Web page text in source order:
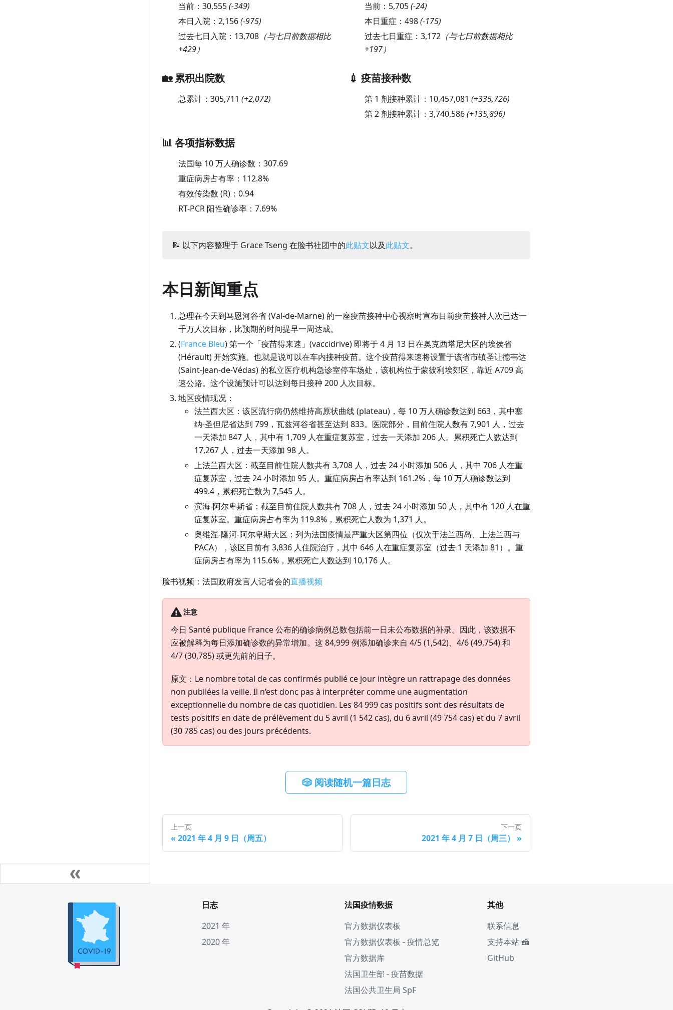
当前： 30,555(-349)
本日入院： 2,156(-975)
过去七日入院： 13,708 （与七日前数据相比
+429）
当前： 5,705(-24)
本日重症： 498(-175)
过去七日重症： 3,172（与七日前数据相比
+197）
🏡 累积出院数
总累计： 305,711 (+2,072)
💉 疫苗接种数
第 1 剂接种累计： 10,457,081 (+335,726)
第 2 剂接种累计： 3,740,586(+135,896)
📊 各项指标数据
法国每 10 万人确诊数： 307.69
重症病房占有率： 112.8%
有效传染数 (R)： 0.94
RT-PCR 阳性确诊率： 7.69%
📝 以下内容整理于 Grace Tseng 在脸书社团中的此贴文以及此贴文。
本日新闻重点
总理在今天到马恩河谷省 (Val-de-Marne) 的一座疫苗接种中心视察时宣布目前疫苗接种人次已达一
千万人次目标，比预期的时间提早一周达成。
(France Bleu) 第一个「疫苗得来速」(vaccidrive) 即将于 4 月 13 日在奥克西塔尼大区的埃侯省
(Hérault) 开始实施。也就是说可以在车内接种疫苗。这个疫苗得来速将设置于该省市镇圣让德韦达
(Saint-Jean-de-Védas) 的私立医疗机构急诊室停车场处，该机构位于蒙彼利埃郊区，靠近 A709 高
速公路。这个设施预计可以达到每日接种 200 人次目标。
地区疫情现况：
法兰西大区：该区流行病仍然维持高原状曲线 (plateau)，每 10 万人确诊数达到 663，其中塞
纳-圣但尼省达到 799，瓦兹河谷省甚至达到 833。医院部分，目前住院人数有 7,901 人，过去
一天添加 847 人，其中有 1,709 人在重症复苏室，过去一天添加 206 人。累积死亡人数达到
17,267 人，过去一天添加 98 人。
上法兰西大区：截至目前住院人数共有 3,708 人，过去 24 小时添加 506 人，其中 706 人在重
症复苏室，过去 24 小时添加 95 人。重症病房占有率达到 161.2%，每 10 万人确诊数达到
499.4，累积死亡数为 7,545 人。
滨海-阿尔卑斯省：截至目前住院人数共有 708 人，过去 24 小时添加 50 人，其中有 120 人在重
症复苏室。重症病房占有率为 119.8%，累积死亡人数为 1,371 人。
奥维涅-隆河-阿尔卑斯大区：列为法国疫情最严重大区第四位（仅次于法兰西岛、上法兰西与
PACA），该区目前有 3,836 人住院治疗，其中 646 人在重症复苏室（过去 1 天添加 81）。重
症病房占有率为 115.6%，累积死亡人数达到 10,176 人。
脸书视频：法国政府发言人记者会的直播视频
注意
今日 Santé publique France 公布的确诊病例总数包括前一日未公布数据的补录。因此，该数据不
应被解释为每日添加确诊数的异常增加。这 84,999 例添加确诊来自 4/5 (1,542)、4/6 (49,754) 和
4/7 (30,785) 或更先前的日子。
原文：Le nombre total de cas confirmés publié ce jour intègre un rattrapage des données
non publiées la veille. Il n’est donc pas à interpréter comme une augmentation
exceptionnelle du nombre de cas quotidien. Les 84 999 cas positifs sont des résultats de
tests positifs en date de prélèvement du 5 avril (1 542 cas), du 6 avril (49 754 cas) et du 7 avril
(30 785 cas) ou des jours précédents.
🎲 阅读随机一篇日志
上一页
« 2021 年 4 月 9 日（周五）
下一页
2021 年 4 月 7 日（周三） »
日志
2021 年
2020 年
法国疫情数据
官方数据仪表板
官方数据仪表板 - 疫情总览
官方数据库
法国卫生部 - 疫苗数据
法国公共卫生局 SpF
其他
联系信息
支持本站 🍰
GitHub